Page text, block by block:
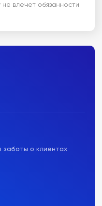
влечет обязанности
о клиентах